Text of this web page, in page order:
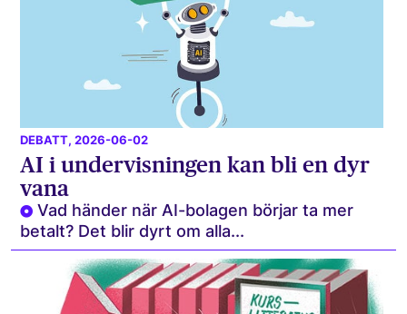
DEBATT, 2026-06-02
AI i undervisningen kan bli en dyr
vana
Vad händer när AI-bolagen börjar ta mer
betalt? Det blir dyrt om alla...